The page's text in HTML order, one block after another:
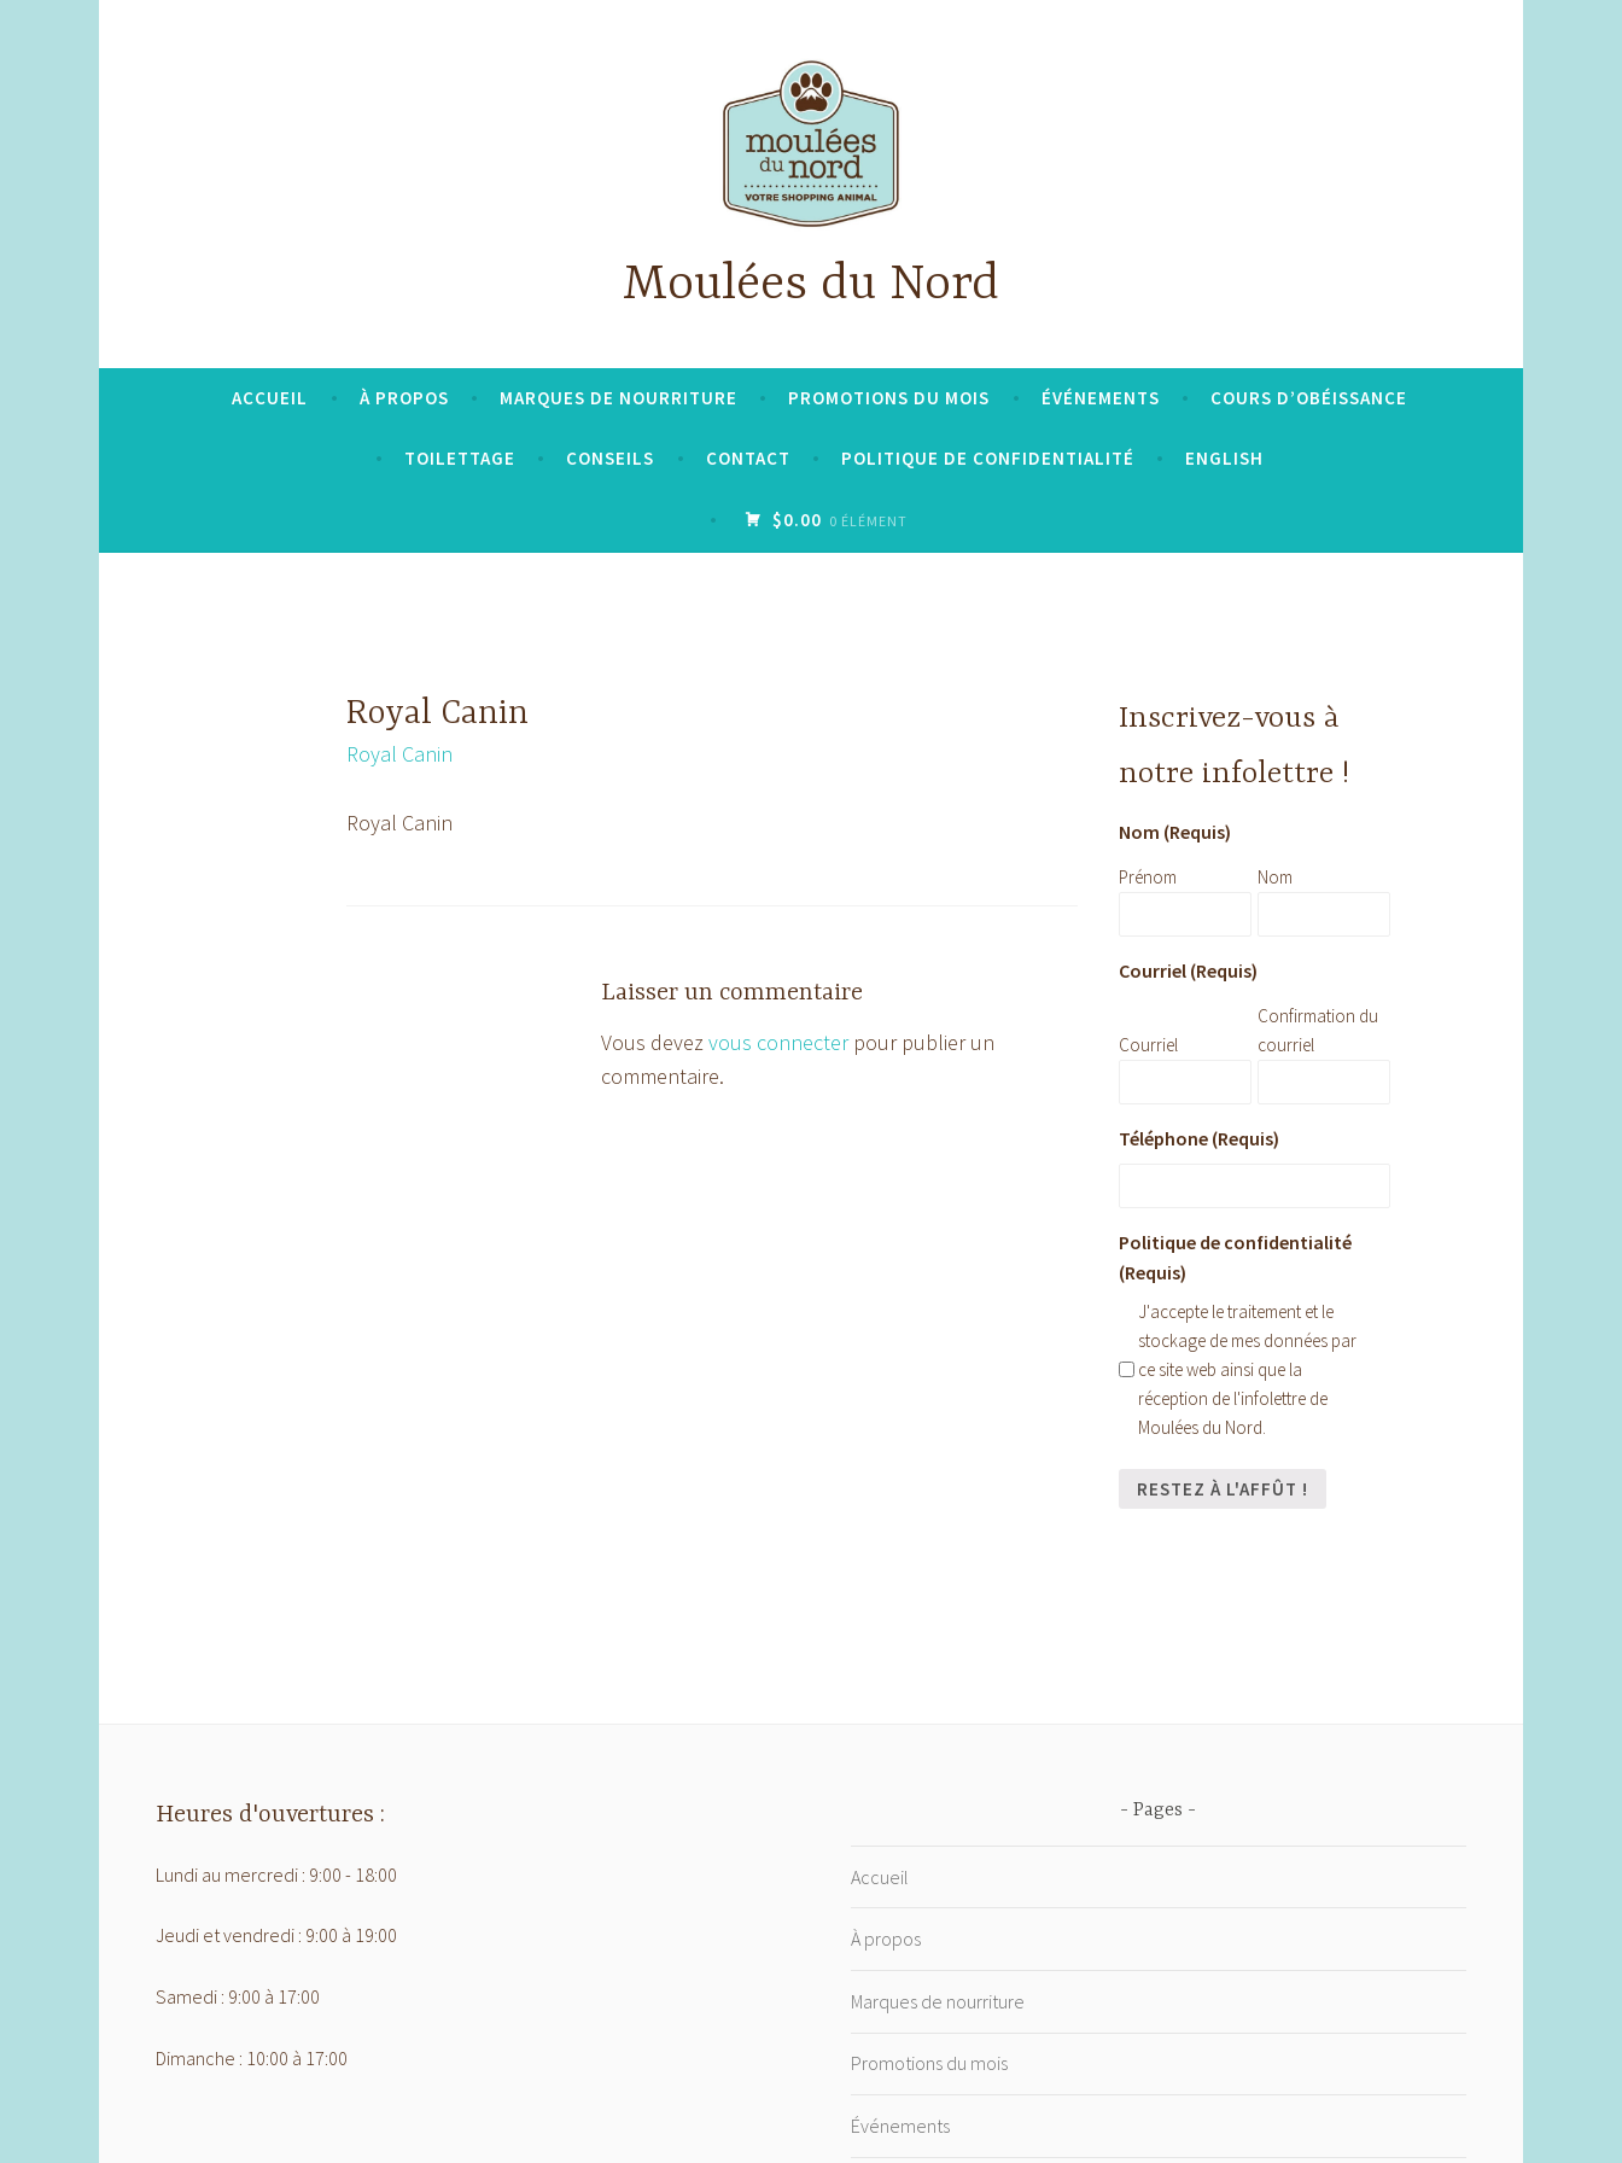
Moulées du Nord
ACCUEIL À PROPOS MARQUES DE NOURRITURE PROMOTIONS DU MOIS ÉVÉNEMENTS COURS D’OBÉISSANCE
TOILETTAGE CONSEILS CONTACT POLITIQUE DE CONFIDENTIALITÉ ENGLISH
$0.00 0 ÉLÉMENT
Royal Canin
Royal Canin
Royal Canin
Laisser un commentaire
Vous devezvous connecterpour publier un
commentaire.
Inscrivez-vous à
notre infolettre !
Nom (Requis)
Prénom Nom
Courriel (Requis)
Courriel
Confirmation du
courriel
Téléphone (Requis)
Politique de confidentialité
(Requis)
J'accepte le traitement et le
stockage de mes données par
ce site web ainsi que la
réception de l'infolettre de
Moulées du Nord.
Heures d'ouvertures :
Lundi au mercredi : 9:00 - 18:00
Jeudi et vendredi : 9:00 à 19:00
Samedi : 9:00 à 17:00
Dimanche : 10:00 à 17:00
Pages
Accueil
À propos
Marques de nourriture
Promotions du mois
Événements